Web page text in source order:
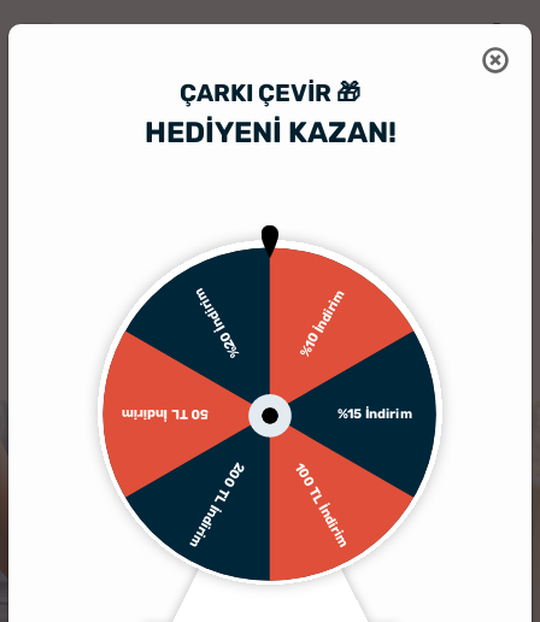
ÇARKI ÇEVIR 🎁
HEDİYENİ KAZAN!
%10 İndirim
%15 İndirim
100 TL İndirim
200 TL İndirim
50 TL İndirim
%20 İndirim